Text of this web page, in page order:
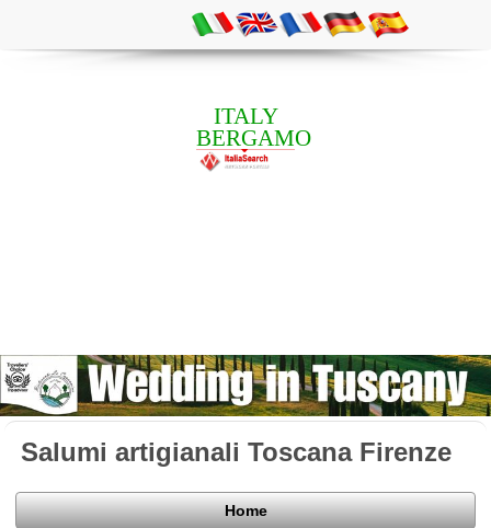
ITALY
BERGAMO
Salumi artigianali Toscana Firenze
Home